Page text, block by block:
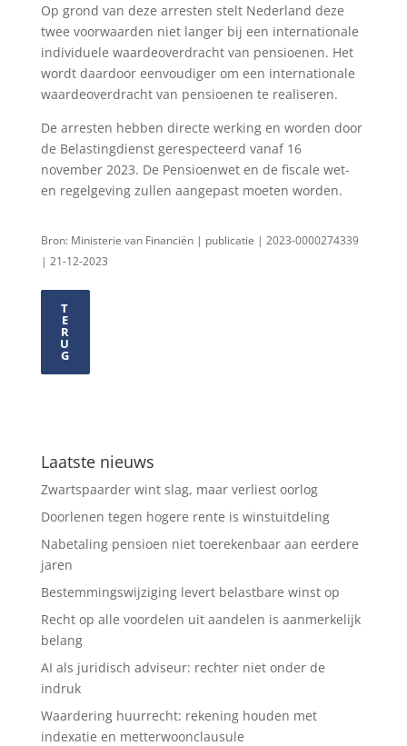
Op grond van deze arresten stelt Nederland deze
twee voorwaarden niet langer bij een internationale
individuele waardeoverdracht van pensioenen. Het
wordt daardoor eenvoudiger om een internationale
waardeoverdracht van pensioenen te realiseren.
De arresten hebben directe werking en worden door
de Belastingdienst gerespecteerd vanaf 16
november 2023. De Pensioenwet en de fiscale wet-
en regelgeving zullen aangepast moeten worden.
Bron: Ministerie van Financiën | publicatie | 2023-0000274339
| 21-12-2023
T
E
R
U
G
Laatste nieuws
Zwartspaarder wint slag, maar verliest oorlog
Doorlenen tegen hogere rente is winstuitdeling
Nabetaling pensioen niet toerekenbaar aan eerdere
jaren
Bestemmingswijziging levert belastbare winst op
Recht op alle voordelen uit aandelen is aanmerkelijk
belang
AI als juridisch adviseur: rechter niet onder de
indruk
Waardering huurrecht: rekening houden met
indexatie en metterwoonclausule